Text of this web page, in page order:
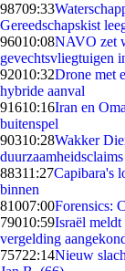
98709:33
Gereedschapskist
96010:08NAVO zet
gevechtsvliegtuigen
92010:32Drone met
hybride aanval
91610:16Iran en
buitenspel
90310:28Wakker
duurzaamheidsclaims
88311:27Capibara's
binnen
81007:00Forensics:
79010:59Israël
vergelding
75722:14Nieuw